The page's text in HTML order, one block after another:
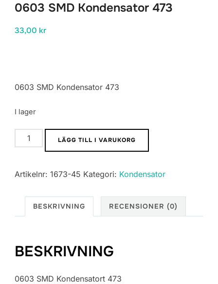
0603 SMD Kondensator 473
33,00 kr
0603 SMD Kondensator 473
I lager
0603
SMD
473
LÄGG TILL I VARUKORG
Artikelnr: 1673-45 Kategori: Kondensator
BESKRIVNING RECENSIONER (0)
BESKRIVNING
0603 SMD Kondensatort 473